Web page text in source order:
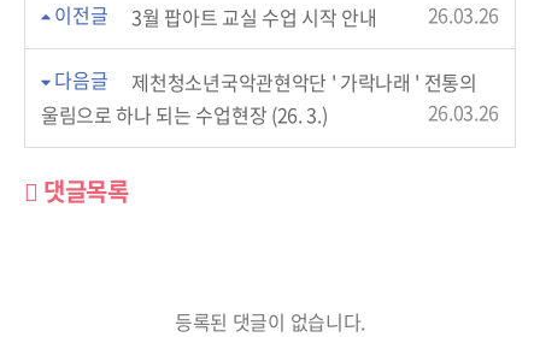
이전글 3월 팝아트 교실 수업 시작 안내 26.03.26
다음글
제천청소년국악관현악단 ' 가락나래 ' 전통의
울림으로 하나 되는 수업현장 (26. 3.)
26.03.26
댓글목록
등록된 댓글이 없습니다.